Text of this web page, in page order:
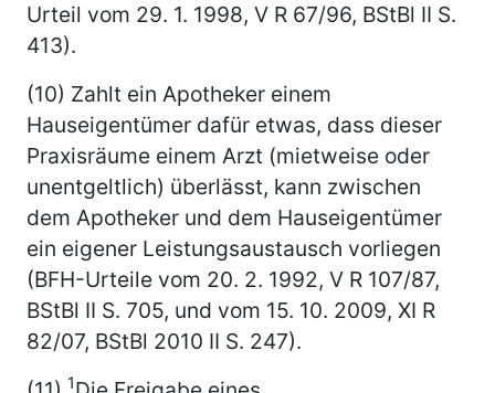
Urteil vom 29. 1. 1998, V R 67/96, BStBl II S.
413).
(10) Zahlt ein Apotheker einem
Hauseigentümer dafür etwas, dass dieser
Praxisräume einem Arzt (mietweise oder
unentgeltlich) überlässt, kann zwischen
dem Apotheker und dem Hauseigentümer
ein eigener Leistungsaustausch vorliegen
(BFH-Urteile vom 20. 2. 1992, V R 107/87,
BStBl II S. 705, und vom 15. 10. 2009, XI R
82/07, BStBl 2010 II S. 247).
1